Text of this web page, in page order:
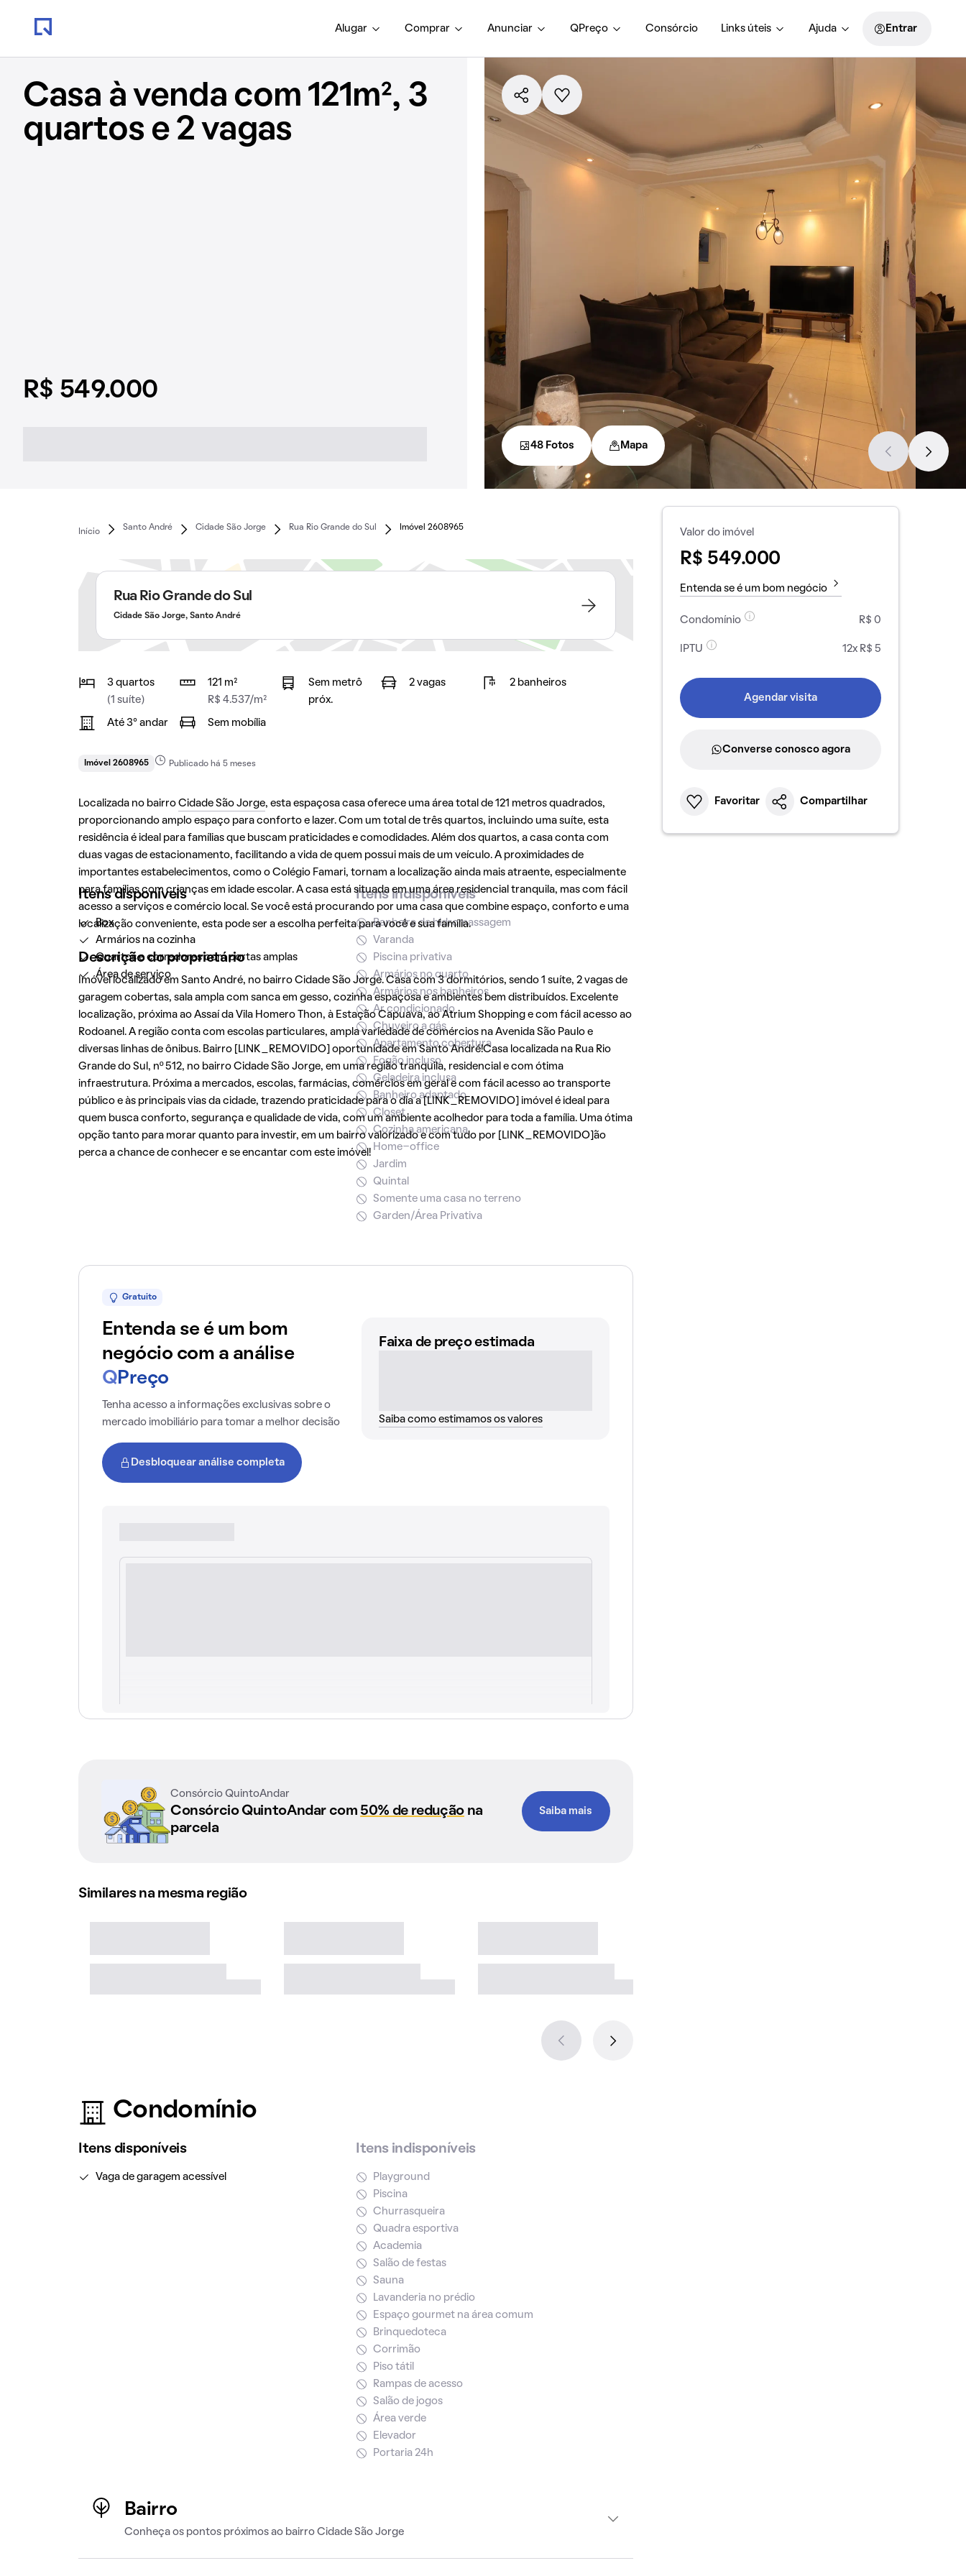
Alugar Comprar Anunciar QPreço Consórcio Links úteis Ajuda Entrar
Casa à venda com 121m², 3
quartos e 2 vagas
R$ 549.000
48 Fotos Mapa
Início
Santo André Cidade São Jorge Rua Rio Grande do Sul Imóvel 2608965
Rua Rio Grande do Sul
Cidade São Jorge, Santo André
3 quartos
(1 suíte)
121 m²
R$ 4.537/m²
Sem metrô
próx.
2 vagas 2 banheiros
Até 3° andar Sem mobília
Imóvel 2608965 Publicado há 5 meses
Localizada no bairro Cidade São Jorge, esta espaçosa casa oferece uma área total de 121 metros quadrados,
proporcionando amplo espaço para conforto e lazer. Com um total de três quartos, incluindo uma suíte, esta
residência é ideal para famílias que buscam praticidades e comodidades. Além dos quartos, a casa conta com
duas vagas de estacionamento, facilitando a vida de quem possui mais de um veículo. A proximidades de
importantes estabelecimentos, como o Colégio Famari, tornam a localização ainda mais atraente, especialmente
para famílias com crianças em idade escolar. A casa está situada em uma área residencial tranquila, mas com fácil
acesso a serviços e comércio local. Se você está procurando por uma casa que combine espaço, conforto e uma
localização conveniente, esta pode ser a escolha perfeita para você e sua família.
Descrição do proprietário
Imóvel localizado em Santo André, no bairro Cidade São Jorge. Casa com 3 dormitórios, sendo 1 suíte, 2 vagas de
garagem cobertas, sala ampla com sanca em gesso, cozinha espaçosa e ambientes bem distribuídos. Excelente
localização, próxima ao Assaí da Vila Homero Thon, à Estação Capuava, ao Atrium Shopping e com fácil acesso ao
Rodoanel. A região conta com escolas particulares, ampla variedade de comércios na Avenida São Paulo e
diversas linhas de ônibus. Bairro [LINK_REMOVIDO] oportunidade em Santo André!Casa localizada na Rua Rio
Grande do Sul, nº 512, no bairro Cidade São Jorge, em uma região tranquila, residencial e com ótima
infraestrutura. Próxima a mercados, escolas, farmácias, comércios em geral e com fácil acesso ao transporte
público e às principais vias da cidade, trazendo praticidade para o dia a [LINK_REMOVIDO] imóvel é ideal para
quem busca conforto, segurança e qualidade de vida, com um ambiente acolhedor para toda a família. Uma ótima
opção tanto para morar quanto para investir, em um bairro valorizado e com tudo por [LINK_REMOVIDO]ão
perca a chance de conhecer e se encantar com este imóvel!
Itens disponíveis
Box
Armários na cozinha
Quartos e corredores com portas amplas
Área de serviço
Itens indisponíveis
Banheira de hidromassagem
Varanda
Piscina privativa
Armários no quarto
Armários nos banheiros
Ar condicionado
Chuveiro a gás
Apartamento cobertura
Fogão incluso
Geladeira inclusa
Banheiro adaptado
Closet
Cozinha americana
Home-office
Jardim
Quintal
Somente uma casa no terreno
Garden/Área Privativa
Gratuito
Entenda se é um bom
negócio com a análise
Q Preço
Tenha acesso a informações exclusivas sobre o
mercado imobiliário para tomar a melhor decisão
Desbloquear análise completa
Faixa de preço estimada
Saiba como estimamos os valores
Consórcio QuintoAndar
Consórcio QuintoAndar com 50% de reduçãona
parcela
Saiba mais
Similares na mesma região
Condomínio
Itens disponíveis
Vaga de garagem acessível
Itens indisponíveis
Playground
Piscina
Churrasqueira
Quadra esportiva
Academia
Salão de festas
Sauna
Lavanderia no prédio
Espaço gourmet na área comum
Brinquedoteca
Corrimão
Piso tátil
Rampas de acesso
Salão de jogos
Área verde
Elevador
Portaria 24h
Bairro
Conheça os pontos próximos ao bairro Cidade São Jorge
Valor do imóvel
R$ 549.000
Entenda se é um bom negócio
Condomínio R$ 0
IPTU 12x R$ 5
Agendar visita
Converse conosco agora
Favoritar Compartilhar